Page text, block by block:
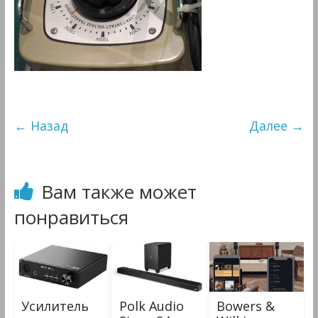
&
Мультимедиа
← Назад Далее →
Вам также может
понравиться
Усилитель
Polk Audio
Bowers &